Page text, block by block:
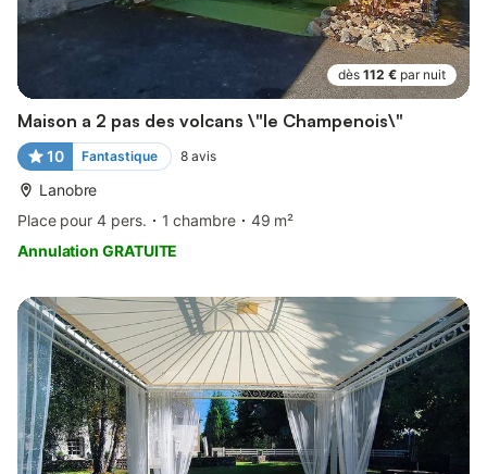
dès 112 € par nuit
Maison a 2 pas des volcans \"le Champenois\"
10 Fantastique 8 avis
Lanobre
Place pour 4 pers.
1 chambre
49 m²
Annulation GRATUITE